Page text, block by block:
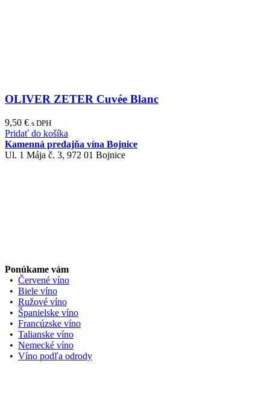
OLIVER ZETER Cuvée Blanc
9,50 € s DPH
Pridať do košíka
Kamenná predajňa vína Bojnice
Ul. 1 Mája č. 3, 972 01 Bojnice
Ponúkame vám
• Červené víno
• Biele víno
• Ružové víno
• Španielske víno
• Francúzske víno
• Talianske víno
• Nemecké víno
• Víno podľa odrody